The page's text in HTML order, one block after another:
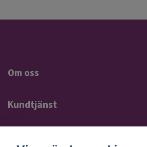
Om oss
Kundtjänst